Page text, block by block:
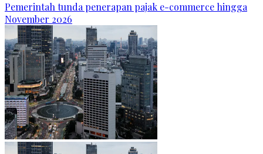
Pemerintah tunda penerapan pajak e-commerce hingga
November 2026